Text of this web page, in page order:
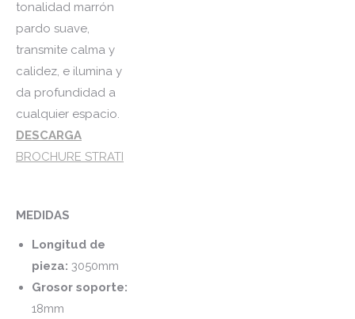
tonalidad marrón
pardo suave,
transmite calma y
calidez, e ilumina y
da profundidad a
cualquier espacio.
DESCARGA
BROCHURE STRATI
MEDIDAS
Longitud de
pieza: 3050mm
Grosor soporte:
18mm